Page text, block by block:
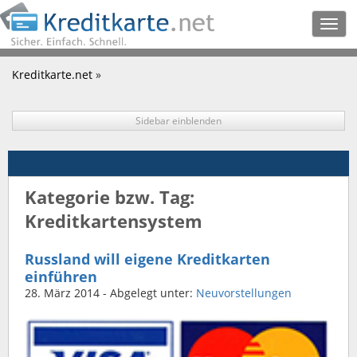
Kreditkarte.net »
Sidebar einblenden
Kategorie bzw. Tag:
Kreditkartensystem
Russland will eigene Kreditkarten
einführen
28. März 2014 - Abgelegt unter: Neuvorstellungen